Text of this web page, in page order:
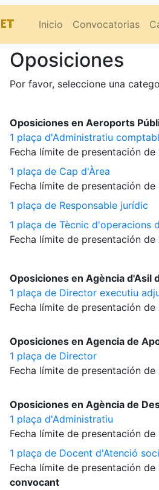
Inicio Convocatorias
Oposiciones
Por favor, seleccione una
Oposiciones en Aeroports
1 plaça d'Administratiu
Fecha límite de presentación
1 plaça de Cap d'Àrea
Fecha límite de presentación
1 plaça de Responsable jurídic
1 plaça de Tècnic d'operacions
Fecha límite de presentación
Oposiciones en Agència d'Asil
1 plaça de Director executiu
Fecha límite de presentación
Oposiciones en Agencia de
1 plaça de Director
Fecha límite de presentación
Oposiciones en Agència de
1 plaça d'Administratiu
Fecha límite de presentación
1 plaça de Docent d'Atenció
Fecha límite de presentación
convocant